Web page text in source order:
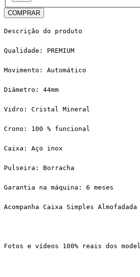
COMPRAR
Descrição do produto
Qualidade: PREMIUM
Movimento: Automático
Diâmetro: 44mm
Vidro: Cristal Mineral
Crono: 100 % funcional
Caixa: Aço inox
Pulseira: Borracha
Garantia na máquina: 6 meses
Acompanha Caixa Simples
Fotos e vídeos 100% reais dos